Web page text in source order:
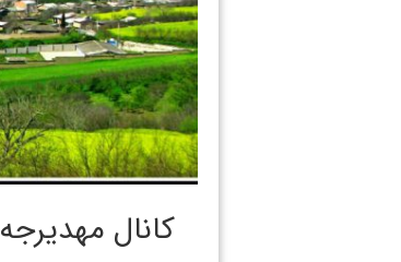
کانال مهدیرجه